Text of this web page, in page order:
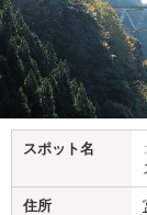
スポット名
住所